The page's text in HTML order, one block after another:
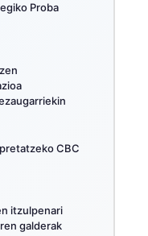
Proba
CBC
itzulpenari
galderak